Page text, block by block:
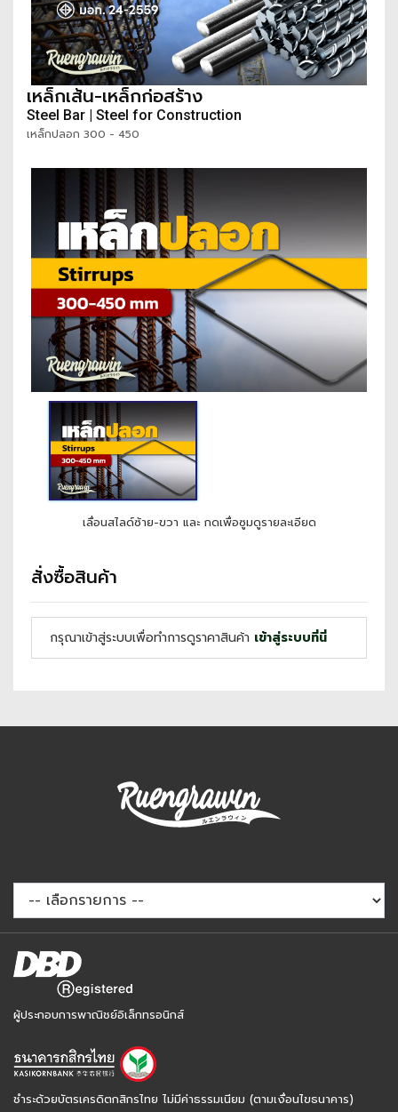
เหล็กเส้น-เหล็กก่อสร้าง
Steel Bar | Steel for Construction
เหล็กปลอก 300 - 450
เลื่อนสไลด์ซ้าย-ขวา และ กดเพื่อซูมดูรายละเอียด
สั่งซื้อสินค้า
กรุณาเข้าสู่ระบบเพื่อทำการดูราคาสินค้า เข้าสู่ระบบที่นี่
ผู้ประกอบการพาณิชย์อิเล็กทรอนิกส์
ชำระด้วยบัตรเครดิตกสิกรไทย ไม่มีค่าธรรมเนียม (ตามเงื่อนไขธนาคาร)